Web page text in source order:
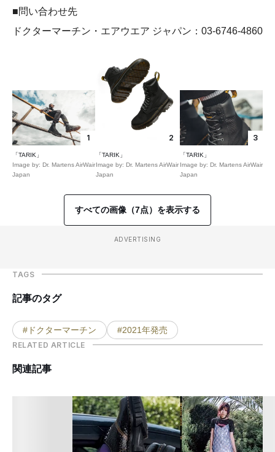
■問い合わせ先
ドクターマーチン・エアウエア ジャパン：03-6746-4860
1
「TARIK」
Image by: Dr. Martens AirWair
Japan
2
「TARIK」
Image by: Dr. Martens AirWair
Japan
3
「TARIK」
Image by: Dr. Martens AirWair
Japan
すべての画像（7点）を表示する
ADVERTISING
TAGS
記事のタグ
#ドクターマーチン #2021年発売
RELATED ARTICLE
関連記事